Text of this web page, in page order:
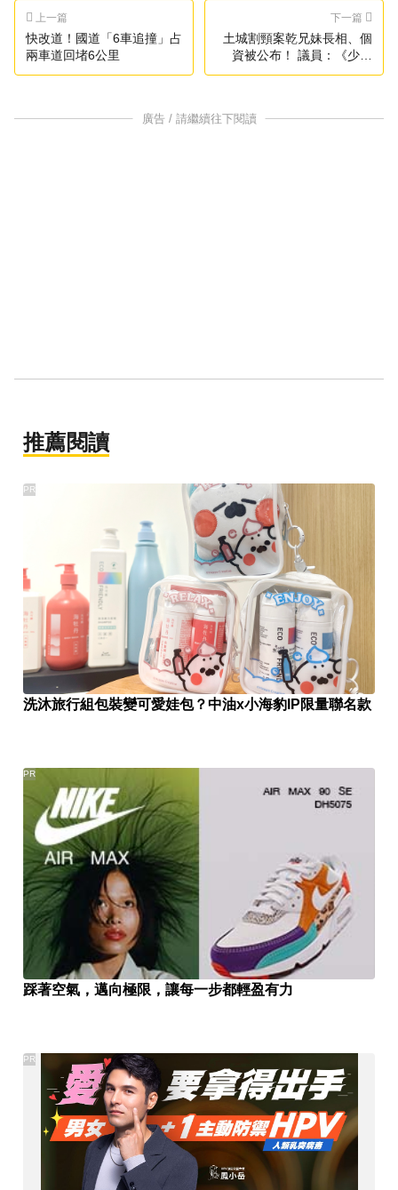
上一篇
快改道！國道「6車追撞」占
兩車道回堵6公里
下一篇
土城割頸案乾兄妹長相、個
資被公布！ 議員：《少事
法》要修
廣告 / 請繼續往下閱讀
推薦閱讀
洗沐旅行組包裝變可愛娃包？中油x小海豹IP限量聯名款
PR
踩著空氣，邁向極限，讓每一步都輕盈有力
PR
PR